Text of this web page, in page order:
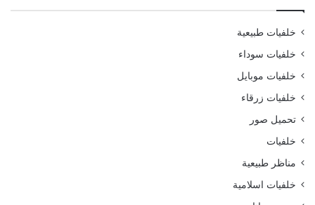
خلفيات طبيعية
خلفيات سوداء
خلفيات موبايل
خلفيات زرقاء
تحميل صور
خلفيات
مناظر طبيعية
خلفيات اسلامية